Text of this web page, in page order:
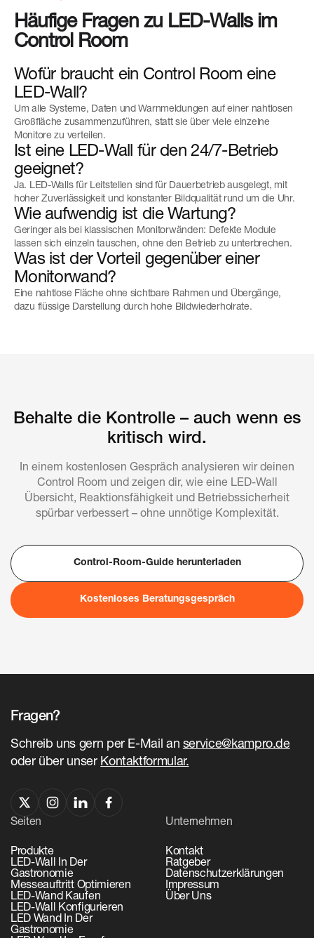
Häufige Fragen zu LED-Walls im
Control Room
Wofür braucht ein Control Room eine
LED-Wall?
Um alle Systeme, Daten und Warnmeldungen auf einer nahtlosen
Großfläche zusammenzuführen, statt sie über viele einzelne
Monitore zu verteilen.
Ist eine LED-Wall für den 24/7-Betrieb
geeignet?
Ja. LED-Walls für Leitstellen sind für Dauerbetrieb ausgelegt, mit
hoher Zuverlässigkeit und konstanter Bildqualität rund um die Uhr.
Wie aufwendig ist die Wartung?
Geringer als bei klassischen Monitorwänden: Defekte Module
lassen sich einzeln tauschen, ohne den Betrieb zu unterbrechen.
Was ist der Vorteil gegenüber einer
Monitorwand?
Eine nahtlose Fläche ohne sichtbare Rahmen und Übergänge,
dazu flüssige Darstellung durch hohe Bildwiederholrate.
Behalte die Kontrolle – auch wenn es
kritisch wird.
In einem kostenlosen Gespräch analysieren wir deinen
Control Room und zeigen dir, wie eine LED-Wall
Übersicht, Reaktionsfähigkeit und Betriebssicherheit
spürbar verbessert – ohne unnötige Komplexität.
Control-Room-Guide herunterladen
Kostenloses Beratungsgespräch
Fragen?
Schreib uns gern per E-Mail an service@kampro.de
oder über unser Kontaktformular.
Seiten
Produkte
LED-Wall In Der
Gastronomie
Messeauftritt Optimieren
LED-Wand Kaufen
LED-Wall Konfigurieren
LED Wand In Der
Gastronomie
Unternehmen
Kontakt
Ratgeber
Datenschutzerklärungen
Impressum
Über Uns